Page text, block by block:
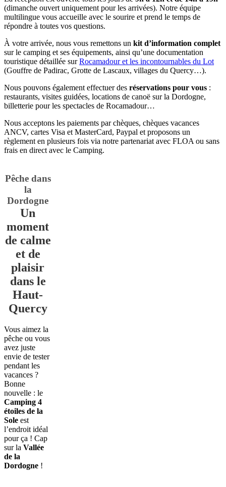
(dimanche ouvert uniquement pour les arrivées). Notre équipe
multilingue vous accueille avec le sourire et prend le temps de
répondre à toutes vos questions.
À votre arrivée, nous vous remettons un kit d’information complet
sur le camping et ses équipements, ainsi qu’une documentation
touristique détaillée surRocamadour et les incontournables du Lot
(Gouffre de Padirac, Grotte de Lascaux, villages du Quercy…).
Nous pouvons également effectuer des réservations pour vous :
restaurants, visites guidées, locations de canoë sur la Dordogne,
billetterie pour les spectacles de Rocamadour…
Nous acceptons les paiements par chèques, chèques vacances
ANCV, cartes Visa et MasterCard, Paypal et proposons un
règlement en plusieurs fois via notre partenariat avec FLOA ou sans
frais en direct avec le Camping.
Pêche dans
la
Dordogne
Un
moment
de calme
et de
plaisir
dans le
Haut-
Quercy
Vous aimez la
pêche ou vous
avez juste
envie de tester
pendant les
vacances ?
Bonne
nouvelle : le
Camping 4
étoiles de la
Sole est
l’endroit idéal
pour ça ! Cap
sur la Vallée
de la
Dordogne !